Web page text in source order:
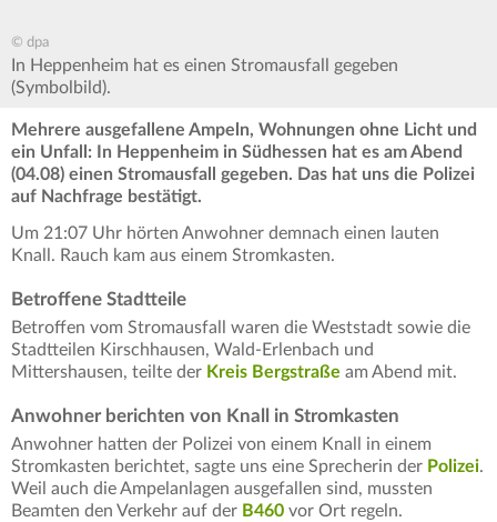
© dpa
In Heppenheim hat es einen Stromausfall gegeben
(Symbolbild).
Mehrere ausgefallene Ampeln, Wohnungen ohne Licht und
ein Unfall: In Heppenheim in Südhessen hat es am Abend
(04.08) einen Stromausfall gegeben. Das hat uns die Polizei
auf Nachfrage bestätigt.
Um 21:07 Uhr hörten Anwohner demnach einen lauten
Knall. Rauch kam aus einem Stromkasten.
Betroffene Stadtteile
Betroffen vom Stromausfall waren die Weststadt sowie die
Stadtteilen Kirschhausen, Wald-Erlenbach und
Mittershausen, teilte der Kreis Bergstraße am Abend mit.
Anwohner berichten von Knall in Stromkasten
Anwohner hatten der Polizei von einem Knall in einem
Stromkasten berichtet, sagte uns eine Sprecherin der Polizei.
Weil auch die Ampelanlagen ausgefallen sind, mussten
Beamten den Verkehr auf der B460 vor Ort regeln.